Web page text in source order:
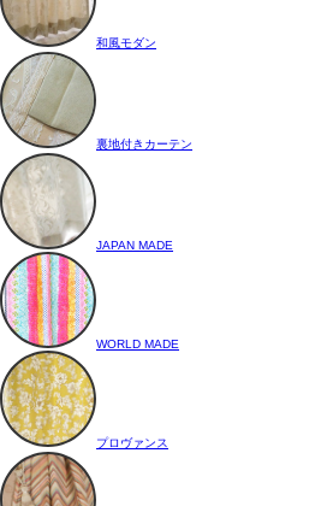
和風モダン
裏地付きカーテン
JAPAN MADE
WORLD MADE
プロヴァンス